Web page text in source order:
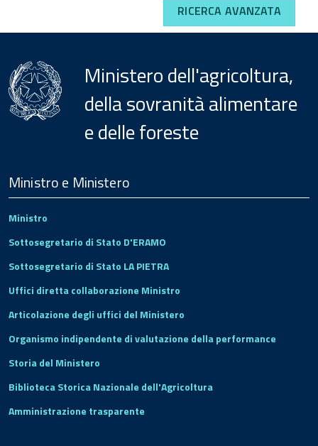
RICERCA AVANZATA
Ministero dell'agricoltura,
della sovranità alimentare
e delle foreste
Footer
Ministro e Ministero
Ministro
Sottosegretario di Stato D'ERAMO
Sottosegretario di Stato LA PIETRA
Uffici diretta collaborazione Ministro
Articolazione degli uffici del Ministero
Organismo indipendente di valutazione della performance
Storia del Ministero
Biblioteca Storica Nazionale dell'Agricoltura
Amministrazione trasparente